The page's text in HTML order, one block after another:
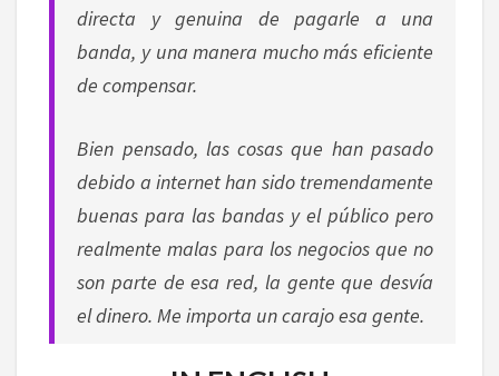
directa y genuina de pagarle a una
banda, y una manera mucho más eficiente
de compensar.
Bien pensado, las cosas que han pasado
debido a internet han sido tremendamente
buenas para las bandas y el público pero
realmente malas para los negocios que no
son parte de esa red, la gente que desvía
el dinero. Me importa un carajo esa gente.